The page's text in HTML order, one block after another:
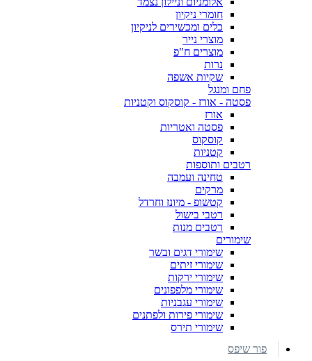
חומרי ניקיון
כלים ומכשירים לניקיון
מוצרי נייר
מוצרים ח"פ
נרות
שקיות אשפה
פחם ומנגל
פסטה - אורז - קוסקוס וקטניות
אורז
פסטה ואטריות
קוסקוס
קטניות
רטבים ותוספות
טחינה ועמבה
מרקים
קטשופ - מיונז וחרדל
רטבי בישול
רטבים מנות
שימורים
שימורי דגים ובשר
שימורי זיתים
שימורי ירקות
שימורי מלפפונים
שימורי עגבניות
שימורי פירות ולפתנים
שימורי תירס
פור שיפס